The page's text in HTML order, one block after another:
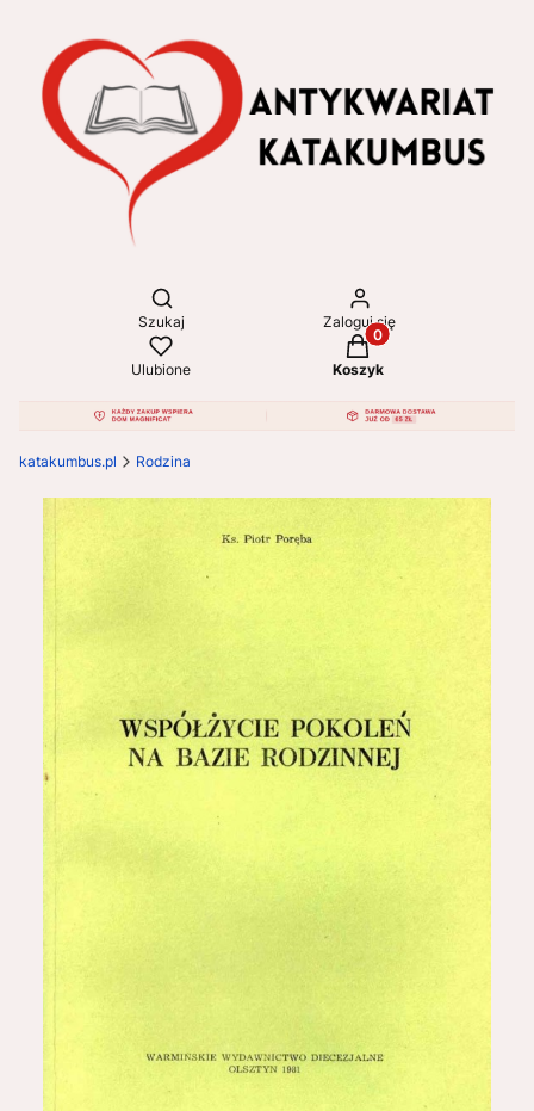
Otwórz wyszukiwarkę
Szukaj Zaloguj się
Ulubione
Produkty w koszyku:
Koszyk
katakumbus.pl Rodzina